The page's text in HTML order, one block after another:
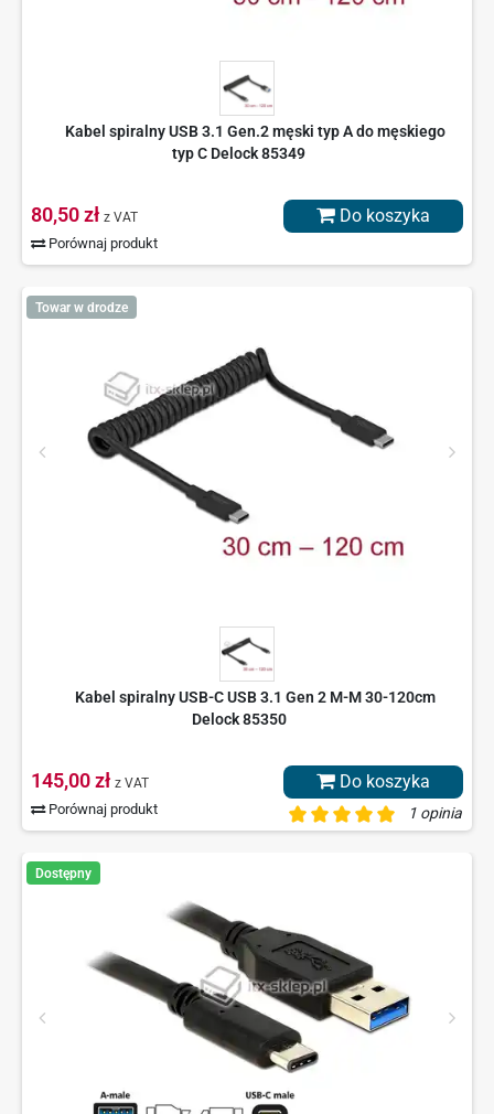
Kabel spiralny USB 3.1 Gen.2 męski typ A do męskiego
typ C Delock 85349
80,50 zł z VAT
Porównaj produkt
Do koszyka
Towar w drodze
1 opinia
Kabel spiralny USB-C USB 3.1 Gen 2 M-M 30-120cm
Delock 85350
145,00 zł z VAT
Porównaj produkt
Do koszyka
Dostępny